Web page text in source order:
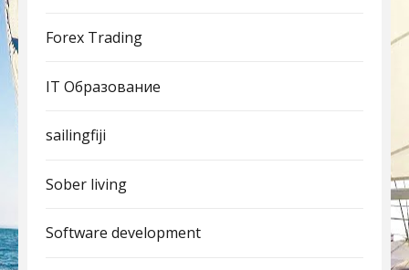
Forex Trading
IT Образование
sailingfiji
Sober living
Software development